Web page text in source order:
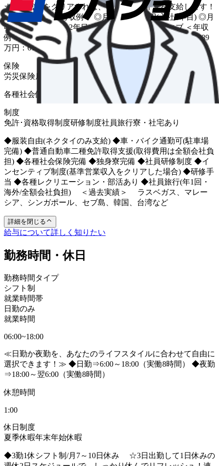
☆基準営収をクリアすれば、インセンティブを支給します！
実際の給与例 ＜月収例＞ ◎月収57万8970円(入社5年目) ◎月
収83万7405円(入社2年目) 22万以上+インセンティブ ＜年収
例＞ ◎年収612万円：56歳 ◎年収788万円：44歳 ◎年収789
万円：61歳 ◎年収1015万円：36歳
保険
労災保険雇用保険 健康保険厚生年金 介護保険
各種社会保険完備 車両団体保険への加入可
制度
免許･資格取得制度研修制度社員旅行寮・社宅あり
◆服装自由(ネクタイのみ支給) ◆車・バイク通勤可(駐車場
完備) ◆普通自動車二種免許取得支援(取得費用は全額会社負
担) ◆各種社会保険完備 ◆独身寮完備 ◆社員研修制度 ◆イ
ンセンティブ制度(基準営業収入をクリアした場合) ◆研修手
当 ◆各種レクリエーション・部活あり ◆社員旅行(年1回・
海外/全額会社負担) ＜過去実績＞ ラスベガス、マレー
シア、シンガポール、セブ島、韓国、台湾など
詳細を閉じる
給与について詳しく知りたい
勤務時間・休日
勤務時間タイプ
シフト制
就業時間帯
日勤のみ
就業時間
06:00~18:00
≪日勤か夜勤を、あなたのライフスタイルに合わせて自由に
選択できます！≫ ◆日勤⇒6:00～18:00（実働8時間） ◆夜勤
⇒18:00～翌6:00（実働8時間）
休憩時間
1:00
休日制度
夏季休暇年末年始休暇
◆3勤1休シフト制/月7～10日休み ☆3日出勤して1日休みの